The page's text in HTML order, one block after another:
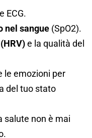
ECG.
nel sangue (SpO2).
e la qualità del
le emozioni per
del tuo stato
salute non è mai